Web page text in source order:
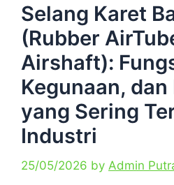
Selang Karet
(Rubber
Airshaft):
Kegunaan, dan
yang Sering
Industri
25/05/2026 by Admin